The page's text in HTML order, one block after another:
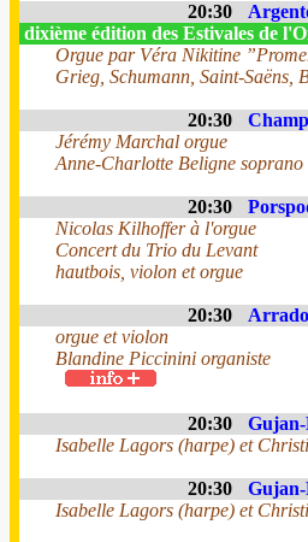
20:30
dixième édition des Estivales de
Orgue par Véra Nikitine
Grieg, Schumann, Saint-Saëns,
20:30
Jérémy Marchal orgue
Anne-Charlotte Beligne soprano
20:30
Nicolas Kilhoffer à l'orgue
Concert du Trio du Levant
hautbois, violon et orgue
20:30
orgue et violon
Blandine Piccinini organiste
20:30
Gujan-
Isabelle Lagors (harpe) et
20:30
Gujan-
Isabelle Lagors (harpe) et